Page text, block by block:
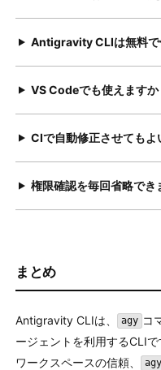
Antigravity CLIは無料で
VS Codeでも使えますか
CIで自動修正させてもよ
権限確認を毎回省略でき
まとめ
Antigravity CLIは、 agy コ
ージェントを利用するCLI
ワークスペースの信頼、